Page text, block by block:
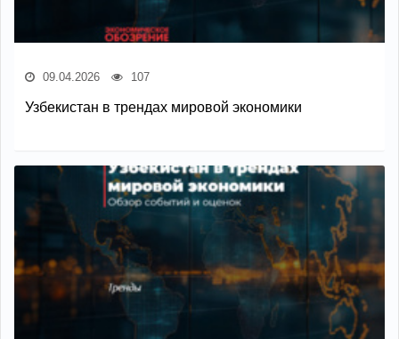
09.04.2026 107
Узбекистан в трендах мировой экономики